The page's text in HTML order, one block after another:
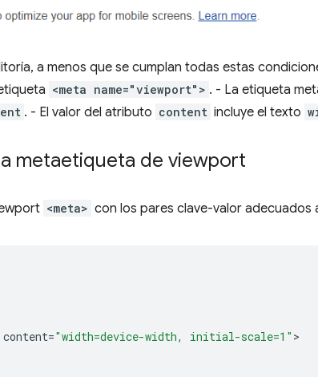
a menos que se cumplan todas estas
<meta name="viewport"> . - La etiqueta
. - El valor del atributo content incluye el texto
metaetiqueta de viewport
<meta> con los pares clave-valor adecuados
content="width=device-width, initial-scale=1"